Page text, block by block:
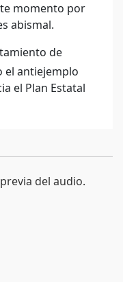
momento por
abismal.
de
el antiejemplo
el Plan Estatal